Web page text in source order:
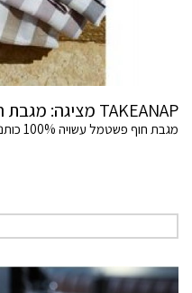
TAKEANAP מציגה: מגבת החוף שלא סוחבת חול
מגבת חוף פשטמל עשויה 100% כותנה, באריגה דקה, רכה ואוורירית.